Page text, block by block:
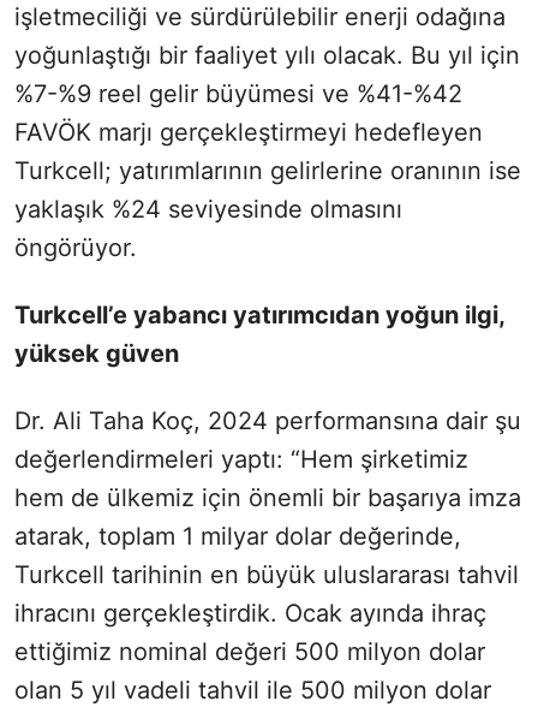
işletmeciliği ve sürdürülebilir enerji odağına
yoğunlaştığı bir faaliyet yılı olacak. Bu yıl için
%7-%9 reel gelir büyümesi ve %41-%42
FAVÖK marjı gerçekleştirmeyi hedefleyen
Turkcell; yatırımlarının gelirlerine oranının ise
yaklaşık %24 seviyesinde olmasını
öngörüyor.
Turkcell’e yabancı yatırımcıdan yoğun ilgi,
yüksek güven
Dr. Ali Taha Koç, 2024 performansına dair şu
değerlendirmeleri yaptı: “Hem şirketimiz
hem de ülkemiz için önemli bir başarıya imza
atarak, toplam 1 milyar dolar değerinde,
Turkcell tarihinin en büyük uluslararası tahvil
ihracını gerçekleştirdik. Ocak ayında ihraç
ettiğimiz nominal değeri 500 milyon dolar
olan 5 yıl vadeli tahvil ile 500 milyon dolar